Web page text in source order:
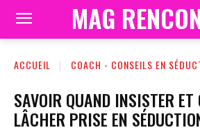
MAG
ACCUEIL COACH - CONSEILS EN
SAVOIR QUAND INSISTER ET
LÂCHER PRISE EN